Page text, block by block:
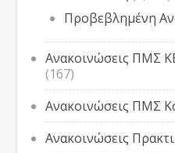
Προβεβλημένη
Ανακοινώσεις ΠΜΣ
(167)
Ανακοινώσεις ΠΜΣ
Ανακοινώσεις